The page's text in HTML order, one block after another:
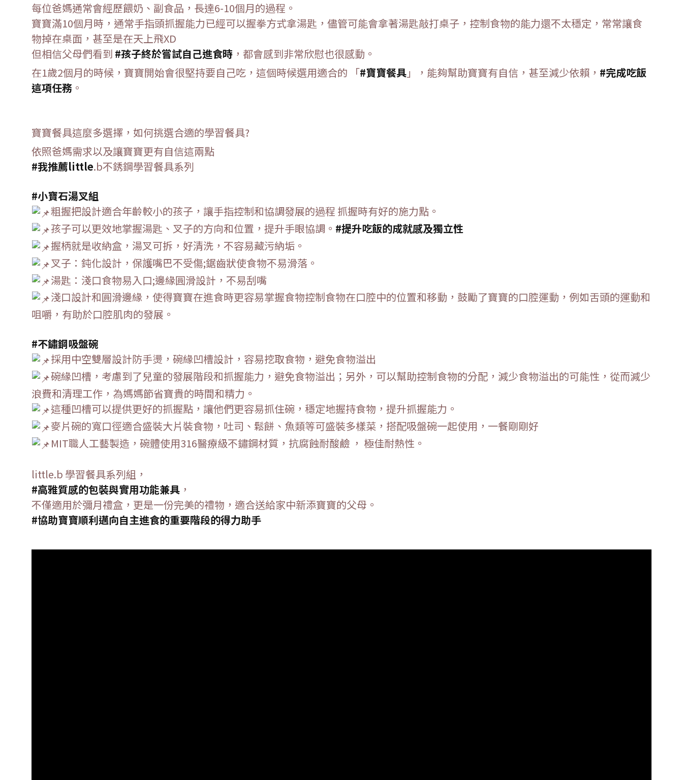
每位爸媽通常會經歷餵奶、副食品， 長達6-10個月的過程。
寶寶滿10個月時， 通常手指頭抓握能力已經可以握拳方式拿湯匙，儘管可能會拿著湯匙敲打桌子，控制食物的能力還不太穩定，常常讓食
物掉在桌面，甚至是在天上飛XD
但相信父母們看到 #孩子終於嘗試自己進食時 ， 都會感到非常欣慰也很感動。
在1歲2個月的時候， 寶寶開始會很堅持要自己吃，這個時候選用適合的 「#寶寶餐具」，能夠幫助寶寶有自信，甚至減少依賴， #完成吃飯
這項任務 。
寶寶餐具這麼多選擇， 如何挑選合適的學習餐具?
依照爸媽需求以及讓寶寶更有自信這兩點
#我推薦little.b不銹鋼學習餐具系列
#小寶石湯叉組
粗握把設計適合年齡較小的孩子，讓手指控制和協調發展的過程 抓握時有好的施力點。
孩子可以更效地掌握湯匙、叉子的方向和位置，提升手眼協調。 #提升吃飯的成就感及獨立性
握柄就是收納盒，湯叉可拆，好清洗，不容易藏污納垢。
叉子：鈍化設計，保護嘴巴不受傷;鋸齒狀使食物不易滑落。
湯匙：淺口食物易入口;邊緣圓滑設計，不易刮嘴
淺口設計和圓滑邊緣，使得寶寶在進食時更容易掌握食物控制食物在口腔中的位置和移動，鼓勵了寶寶的口腔運動，例如舌頭的運動和
咀嚼，有助於口腔肌肉的發展。
#不鏽鋼吸盤碗
採用中空雙層設計防手燙，碗緣凹槽設計，容易挖取食物，避免食物溢出
碗緣凹槽，考慮到了兒童的發展階段和抓握能力，避免食物溢出；另外，可以幫助控制食物的分配，減少食物溢出的可能性，從而減少
浪費和清理工作，為媽媽節省寶貴的時間和精力。
這種凹槽可以提供更好的抓握點，讓他們更容易抓住碗，穩定地握持食物，提升抓握能力。
麥片碗的寬口徑適合盛裝大片裝食物，吐司、鬆餅、魚類等可盛裝多樣菜，搭配吸盤碗一起使用，一餐剛剛好
MIT職人工藝製造，碗體使用316醫療級不鏽鋼材質，抗腐蝕耐酸鹼 ， 極佳耐熱性。
little.b 學習餐具系列組，
#高雅質感的包裝與實用功能兼具 ，
不僅適用於彌月禮盒， 更是一份完美的禮物，適合送給家中新添寶寶的父母。
#協助寶寶順利邁向自主進食的重要階段的得力助手